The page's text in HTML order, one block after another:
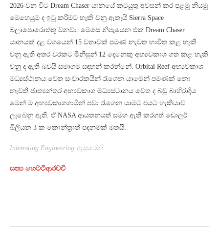
2026 වන විට Dream Chaser යානයේ කටයුතු අවසන් කර පළමු නියමු
මෙහෙයුම ද ඉටු කරීමට හැකි වනු ඇතැයි Sierra Space
බලාපොරොත්තු වනවා. මෙසේ නිපැයෙන එක් Dream Chaser
යානයක් දළ වශයෙන් 15 වතාවක් පමණ නැවත භාවිත කළ හැකි
වනු ඇති අතර වරකට මිනිසුන් 12 දෙනෙකු අභ්‍යවකාශ ගත කළ හැකි
වනු ද ඇති බවයි සමාගම සඳහන් කරන්නේ. Orbital Reef අභ්‍යවකාශ
මධ්‍යස්ථානය වෙත සංචාරකයින් රැගෙන යාමෙන් පමණක් නො
නැවතී ජාත්‍යන්තර අභ්‍යවකාශ මධ්‍යස්ථානය වෙත ද බඩු බාහිරාදිය
මෙන් ම අභ්‍යවකාශගාමීන් පවා රැගෙන යාමට එයට හැකියාව
⁣ලැබෙනු ඇති. ඒ NASA ආයතනයත් සමග ඇති කරගත් ඩොලර්
බිලියන 3 ක කොන්ත්‍රාත් පදනමක් මතයි.
Interesting Engineering ඇසුරෙනි.
සත්‍ය හෙට්ටිආරච්චි